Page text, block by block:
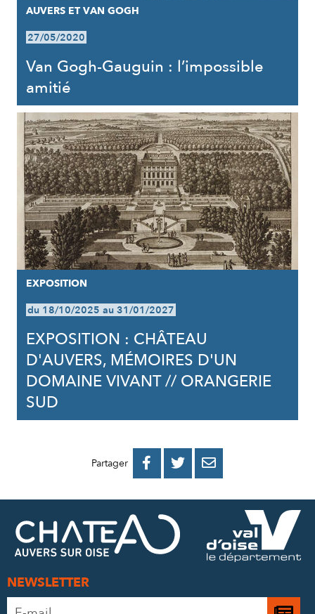
AUVERS ET VAN GOGH
27/05/2020
Van Gogh-Gauguin : l’impossible
amitié
EXPOSITION
du 18/10/2025 au 31/01/2027
EXPOSITION : CHÂTEAU
D'AUVERS, MÉMOIRES D'UN
DOMAINE VIVANT // ORANGERIE
SUD
Partager 
PARTAGER
FACEBOOK
PARTAGER
PARTAGER
MAIL
NEWSLETTER
Adresse